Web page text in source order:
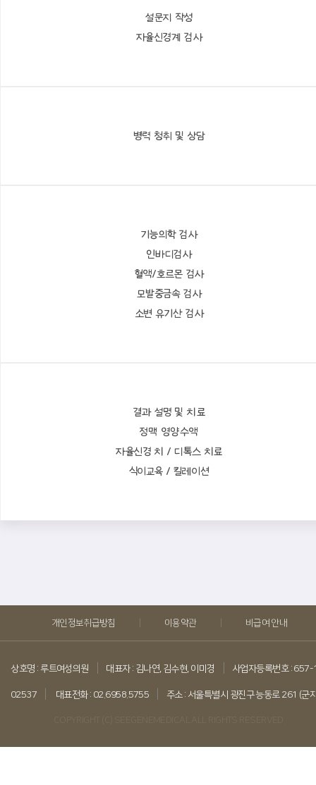
설문지 작성
자율신경계 검사
병력 청취 및 상담
기능의학 검사
인바디검사
혈액/호르몬 검사
모발중금속 검사
소변 유기산 검사
결과 설명 및 치료
정맥 영양수액
자율신경 치 / 디톡스 치료
식이교육 / 킬레이션
개인정보취급방침 이용약관 비급여 안내
상호명 : 루트여성의원 대표자 : 김나연, 김수현, 이미경 사업자등록번호 :
02537 대표전화 : 02.6958.5755 주소 : 서울특별시 광진구 능동로 261 (군